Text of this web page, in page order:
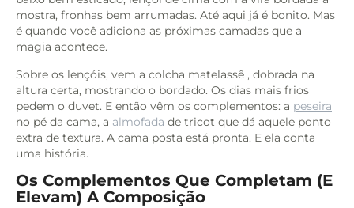
mostra, fronhas bem arrumadas. Até aqui já é bonito. Mas
é quando você adiciona as próximas camadas que a
magia acontece.
Sobre os lençóis, vem a colcha matelassê , dobrada na
altura certa, mostrando o bordado. Os dias mais frios
pedem o duvet. E então vêm os complementos: a peseira
no pé da cama, a almofada de tricot que dá aquele ponto
extra de textura. A cama posta está pronta. E ela conta
uma história.
Os Complementos Que Completam (e
Elevam) A Composição